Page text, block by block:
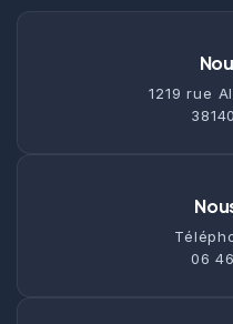
1219 rue
06